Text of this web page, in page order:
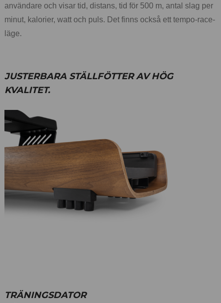
användare och visar tid, distans, tid för 500 m, antal slag per
minut, kalorier, watt och puls. Det finns också ett tempo-race-
läge.
JUSTERBARA STÄLLFÖTTER AV HÖG
KVALITET.
TRÄNINGSDATOR